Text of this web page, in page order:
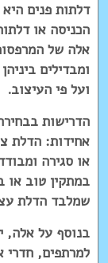
דלתות פנים
הכניסה או
אלה של
ומבדילים
ועל פי העיצוב.
הדרישות
אחידות: הדלת
או סגירה
במתקין טוב או
שמלבד הדלת
בנוסף על אלה,
למרתפים, חדרי